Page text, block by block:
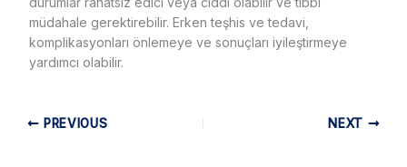
müdahale gerektirebilir. Erken teşhis ve tedavi,
komplikasyonları önlemeye ve sonuçları iyileştirmeye
yardımcı olabilir.
PREVIOUS NEXT